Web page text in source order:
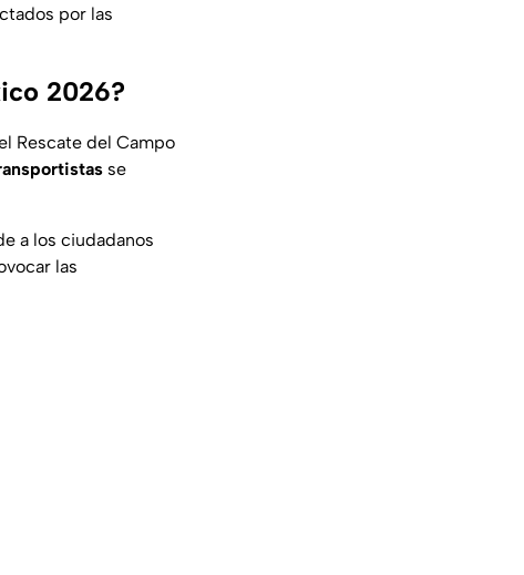
por las
2026?
Rescate del Campo
se
a los ciudadanos
las